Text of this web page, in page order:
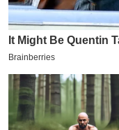
क्रा
इ
ई
-
पे
प